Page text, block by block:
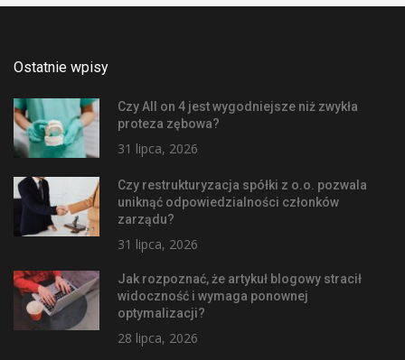
Ostatnie wpisy
Czy All on 4 jest wygodniejsze niż zwykła
proteza zębowa?
31 lipca, 2026
Czy restrukturyzacja spółki z o.o. pozwala
uniknąć odpowiedzialności członków
zarządu?
31 lipca, 2026
Jak rozpoznać, że artykuł blogowy stracił
widoczność i wymaga ponownej
optymalizacji?
28 lipca, 2026